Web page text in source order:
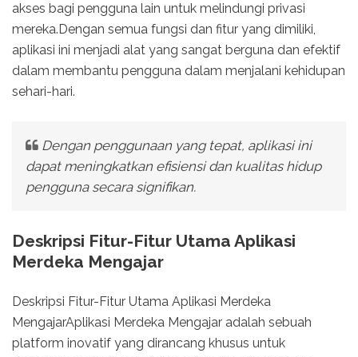
akses bagi pengguna lain untuk melindungi privasi
mereka.Dengan semua fungsi dan fitur yang dimiliki,
aplikasi ini menjadi alat yang sangat berguna dan efektif
dalam membantu pengguna dalam menjalani kehidupan
sehari-hari.
Dengan penggunaan yang tepat, aplikasi ini
dapat meningkatkan efisiensi dan kualitas hidup
pengguna secara signifikan.
Deskripsi Fitur-Fitur Utama Aplikasi
Merdeka Mengajar
Deskripsi Fitur-Fitur Utama Aplikasi Merdeka
MengajarAplikasi Merdeka Mengajar adalah sebuah
platform inovatif yang dirancang khusus untuk